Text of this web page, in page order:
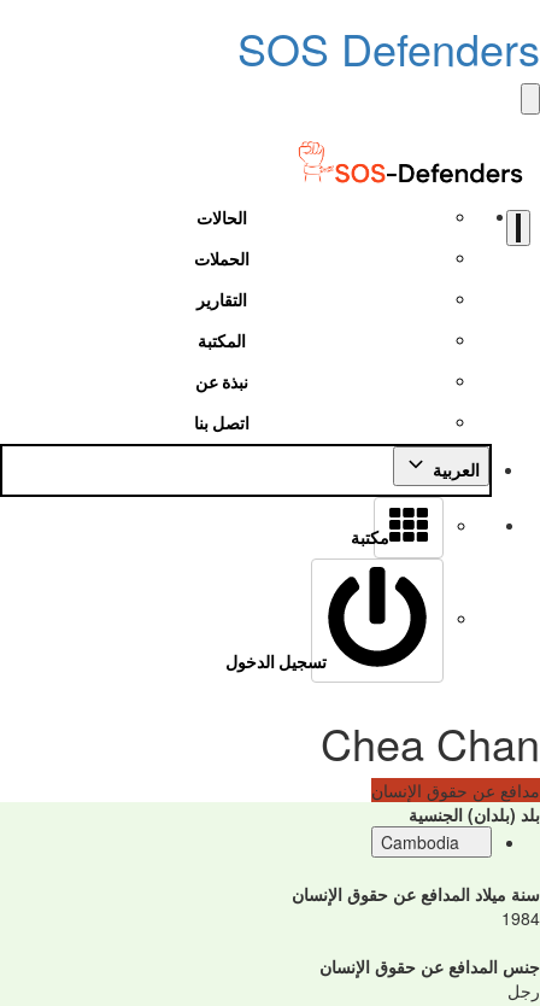
SOS Defenders
الحالات
الحملات
التقارير
المكتبة
نبذة عن
اتصل بنا
العربية
مكتبة
تسجيل الدخول
Chea Chan
مدافع عن حقوق الإنسان
بلد (بلدان) الجنسية
Cambodia
سنة ميلاد المدافع عن حقوق الإنسان
1984
جنس المدافع عن حقوق الإنسان
رجل